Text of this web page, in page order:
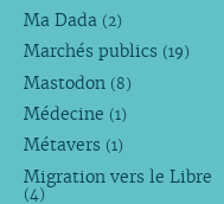
Ma Dada (2)
Marchés publics (19)
Mastodon (8)
Médecine (1)
Métavers (1)
Migration vers le Libre
(4)